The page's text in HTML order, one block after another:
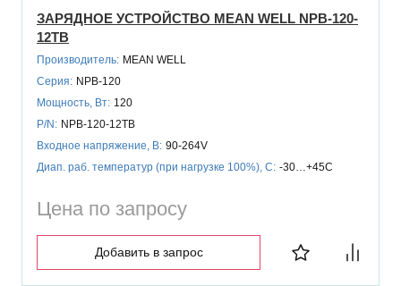
ЗАРЯДНОЕ УСТРОЙСТВО MEAN WELL NPB-120-
12TB
Производитель: MEAN WELL
Серия: NPB-120
Мощность, Вт: 120
P/N: NPB-120-12TB
Входное напряжение, В: 90-264V
Диап. раб. температур (при нагрузке 100%), C: -30…+45C
Цена по запросу
Добавить в запрос